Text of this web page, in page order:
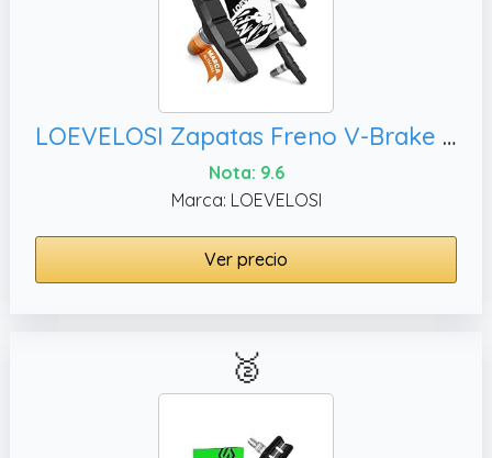
LOEVELOSI Zapatas Freno V-Brake Alto Rendimiento 2 Pares Pastillas de Freno Bicicleta Durables & Ajustables para V-Brake U-Brake y Cantilever Pack 4 Unidades para Shimano, XLC etc
Nota: 9.6
Marca: LOEVELOSI
Ver precio
🥈